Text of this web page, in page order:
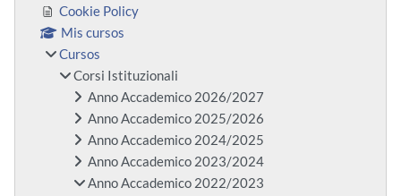
Cookie Policy
Mis cursos
Cursos
Corsi Istituzionali
Anno Accademico 2026/2027
Anno Accademico 2025/2026
Anno Accademico 2024/2025
Anno Accademico 2023/2024
Anno Accademico 2022/2023